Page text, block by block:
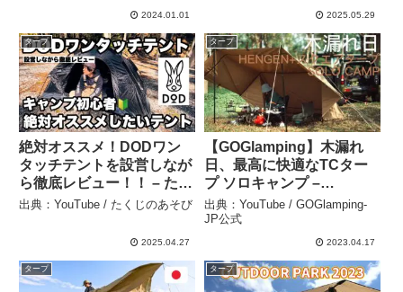
ナバ〈最強タープを求め
2024.01.01 2025.05.29
タープ
絶対オススメ！DODワン
タッチテントを設営しなが
ら徹底レビュー！！ – たく
じのあそび
出典：YouTube / たくじのあそび
2025.04.27
タープ
【GOGlamping】木漏れ
日、最高に快適なTCター
プ ソロキャンプ –
GOGlamping-JP公式
出典：YouTube / GOGlamping-
JP公式
2023.04.17
タープ タープ